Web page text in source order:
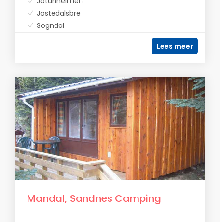
Jostedalsbre
Sogndal
Lees meer
Mandal, Sandnes Camping